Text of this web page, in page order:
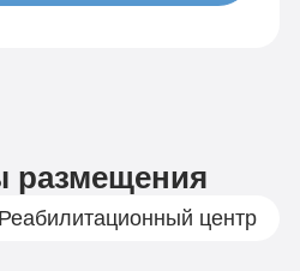
размещения
Реабилитационный центр